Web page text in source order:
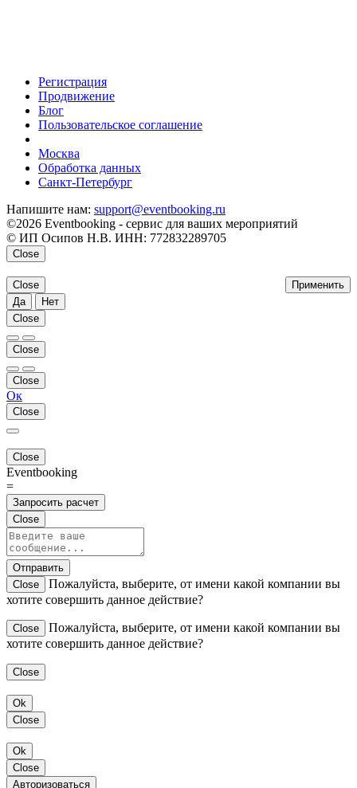
Регистрация
Продвижение
Блог
Пользовательское соглашение
Москва
Обработка данных
Санкт-Петербург
Напишите нам: support@eventbooking.ru
©2026 Eventbooking - сервис для ваших мероприятий
© ИП Осипов Н.В. ИНН: 772832289705
Close
Применить
Close
Да
Нет
Close
Close
Close
Ок
Close
Close
Eventbooking
=
Запросить расчет
Close
Отправить
Close
Пожалуйста, выберите, от имени какой компании вы
хотите совершить данное действие?
Close
Пожалуйста, выберите, от имени какой компании вы
хотите совершить данное действие?
Close
Ok
Close
Ok
Close
Авторизоваться